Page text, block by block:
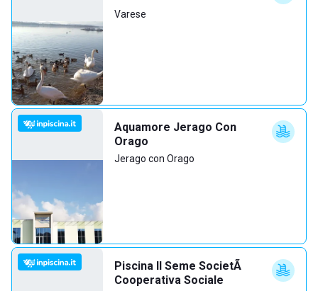
Varese
Aquamore Jerago Con
Orago
Jerago con Orago
Piscina Il Seme SocietÃ
Cooperativa Sociale